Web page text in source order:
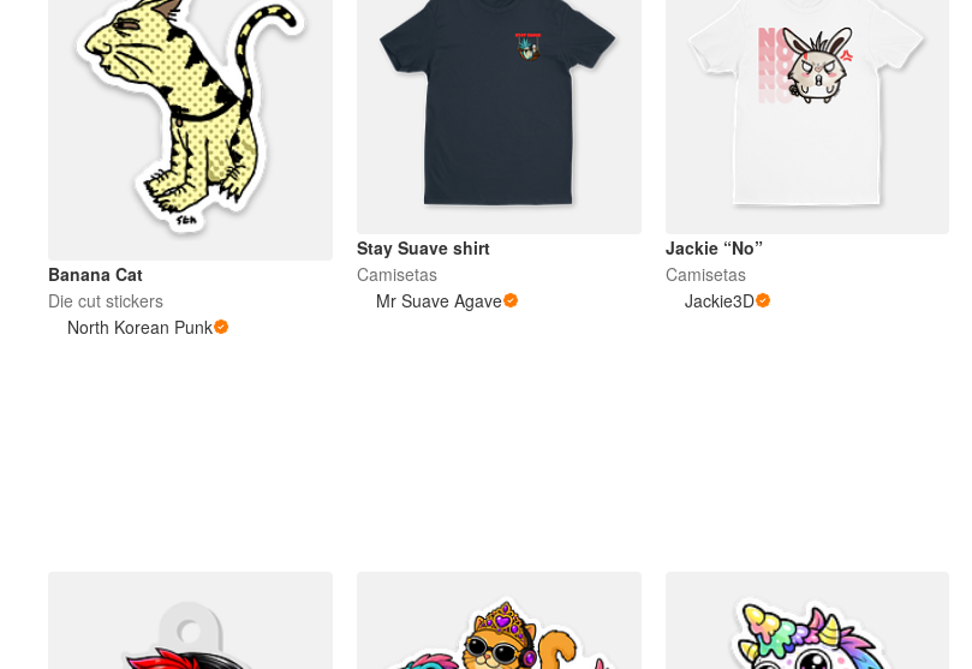
Banana Cat
Die cut stickers
North Korean Punk
Stay Suave shirt
Camisetas
Mr Suave Agave
Jackie “No”
Camisetas
Jackie3D